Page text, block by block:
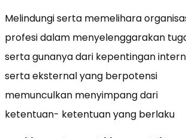
Melindungi serta memelihara
profesi dalam menyelenggarakan
serta gunanya dari kepentingan
serta eksternal yang berpotensi
memunculkan menyimpang dari
ketentuan- ketentuan yang berlaku